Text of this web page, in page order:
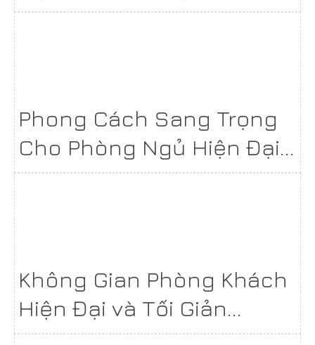
Phong Cách Sang Trọng
Cho Phòng Ngủ Hiện Đại...
Không Gian Phòng Khách
Hiện Đại và Tối Giản...